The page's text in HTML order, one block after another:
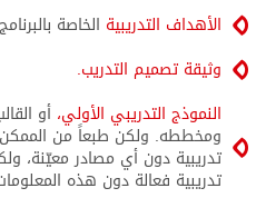
الأهداف التدريبية الخاصة
وثيقة تصميم التدريب.
النموذج التدريبي الأولي، أو
ومخططه. ولكن طبعاً من الممكن
تدريبية دون أي مصادر معيّنة،
تدريبية فعالة دون هذه